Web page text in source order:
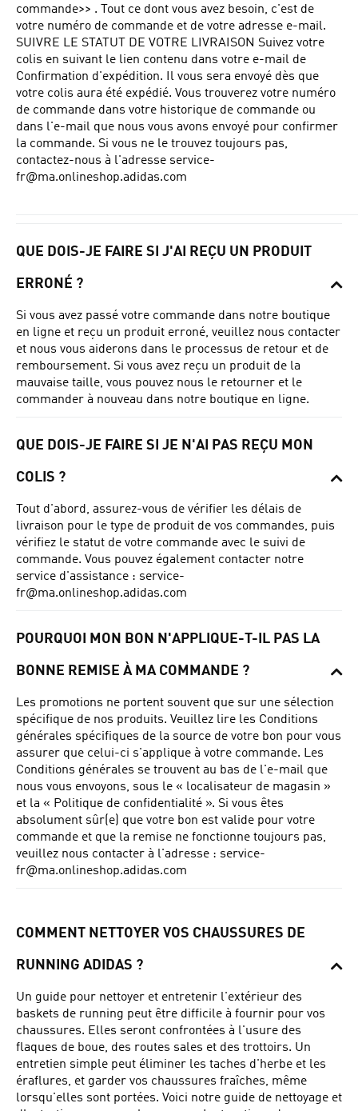
commande>> .
Tout ce dont vous avez besoin, c'est de
votre numéro de commande et de votre adresse e-mail.
SUIVRE LE STATUT DE VOTRE LIVRAISON Suivez votre
colis en suivant le lien contenu dans votre e-mail de
Confirmation d'expédition.
Il vous sera envoyé dès que
votre colis aura été expédié. Vous trouverez votre numéro
de commande dans votre historique de commande ou
dans l'e-mail que nous vous avons envoyé pour confirmer
la commande. Si vous ne le trouvez toujours pas,
contactez-nous à l'adresse service-
fr@ma.onlineshop.adidas.com
QUE DOIS-JE FAIRE SI J'AI REÇU UN PRODUIT
ERRONÉ ?
Si vous avez passé votre commande dans notre boutique
en ligne et reçu un produit erroné, veuillez nous contacter
et nous vous aiderons dans le processus de retour et de
remboursement. Si vous avez reçu un produit de la
mauvaise taille, vous pouvez nous le retourner et le
commander à nouveau dans notre boutique en ligne.
QUE DOIS-JE FAIRE SI JE N'AI PAS REÇU MON
COLIS ?
Tout d'abord, assurez-vous de vérifier les délais de
livraison pour le type de produit de vos commandes, puis
vérifiez le statut de votre commande avec le suivi de
commande. Vous pouvez également contacter notre
service d'assistance : service-
fr@ma.onlineshop.adidas.com
POURQUOI MON BON N'APPLIQUE-T-IL PAS LA
BONNE REMISE À MA COMMANDE ?
Les promotions ne portent souvent que sur une sélection
spécifique de nos produits. Veuillez lire les Conditions
générales spécifiques de la source de votre bon pour vous
assurer que celui-ci s'applique à votre commande. Les
Conditions générales se trouvent au bas de l'e-mail que
nous vous envoyons, sous le « localisateur de magasin »
et la « Politique de confidentialité ». Si vous êtes
absolument sûr(e) que votre bon est valide pour votre
commande et que la remise ne fonctionne toujours pas,
veuillez nous contacter à l'adresse : service-
fr@ma.onlineshop.adidas.com
COMMENT NETTOYER VOS CHAUSSURES DE
RUNNING ADIDAS ?
Un guide pour nettoyer et entretenir l'extérieur des
baskets de running peut être difficile à fournir pour vos
chaussures. Elles seront confrontées à l'usure des
flaques de boue, des routes sales et des trottoirs. Un
entretien simple peut éliminer les taches d'herbe et les
éraflures, et garder vos chaussures fraîches, même
lorsqu'elles sont portées. Voici notre guide de nettoyage et